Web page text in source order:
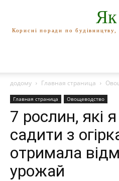
Як
Корисні поради по будівництву,
додому Главная страница
Главная страница Овощеводство
7 рослин, які
садити з
отримала
урожай